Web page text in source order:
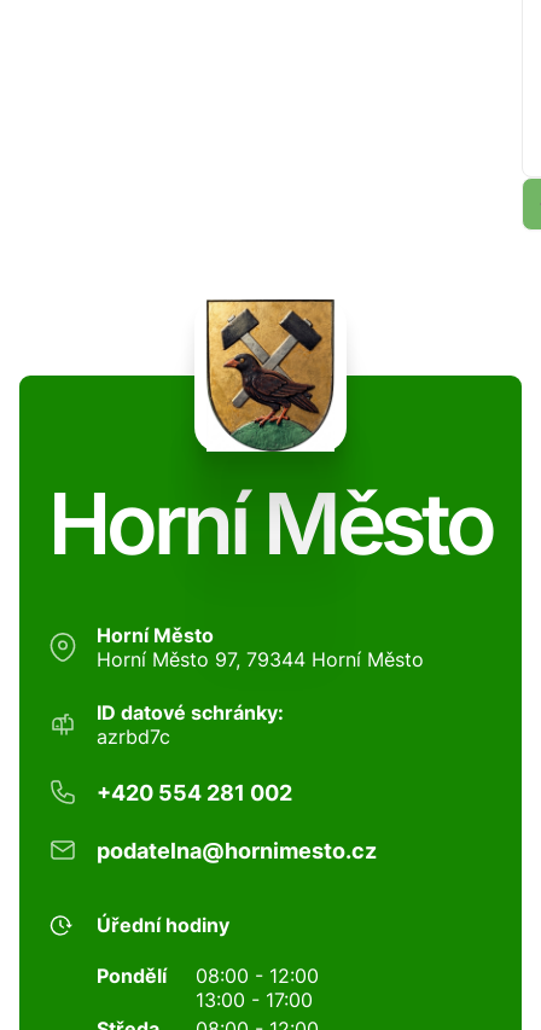
Horní Město
Horní Město
Horní Město 97, 79344 Horní Město
ID datové schránky:
azrbd7c
+420 554 281 002
podatelna@hornimesto.cz
Úřední hodiny
Pondělí
08:00 - 12:00
13:00 - 17:00